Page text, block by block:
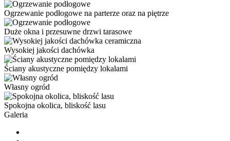
Ogrzewanie podłogowe na parterze oraz na piętrze
Duże okna i przesuwne drzwi tarasowe
Wysokiej jakości dachówka
Ściany akustyczne pomiędzy lokalami
Własny ogród
Spokojna okolica, bliskość lasu
Galeria